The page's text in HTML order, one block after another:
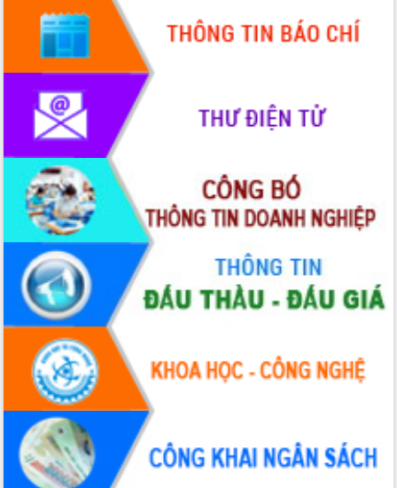
Đắk Lắk đẩy mạnh nuôi biển công
nghệ, hướng tới phát triển thủy sản
bền vững
Tập huấn nâng cao năng lực triển khai
chuyển đổi số cho cán bộ, công chức
cấp xã
Đắk Lắk phát động hưởng ứng Ngày
Quyền của người tiêu dùng Việt Nam
2026
Đẩy mạnh cải cách hành chính, quyết
tâm đạt được mục tiêu tăng trưởng
hai con số trong năm 2026
Tổ chức trang trọng Lễ hội Đền thờ
Lương Văn Chánh năm 2026
Phó Bí thư Tỉnh ủy Đắk Lắk Đỗ Hữu
Huy giữ chức Bí thư Đảng ủy Ủy Ban
Nhân dân tỉnh
Bệnh án điện tử thúc đẩy chuyển đổi
số y tế tại Đắk Lắk
Chuyển đổi số thư viện: Mở rộng
không gian tri thức trong thời đại số
Đánh giá, rút kinh nghiệm công tác tổ
chức diễn tập trước ngày bầu cử
Chương trình “Gặp gỡ hữu nghị –
Friendship Meeting New Year 2026”